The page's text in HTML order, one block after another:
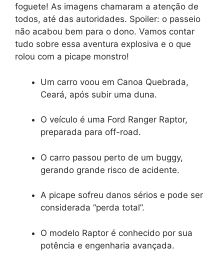
foguete! As imagens chamaram a atenção de
todos, até das autoridades. Spoiler: o passeio
não acabou bem para o dono. Vamos contar
tudo sobre essa aventura explosiva e o que
rolou com a picape monstro!
Um carro voou em Canoa Quebrada,
Ceará, após subir uma duna.
O veículo é uma Ford Ranger Raptor,
preparada para off-road.
O carro passou perto de um buggy,
gerando grande risco de acidente.
A picape sofreu danos sérios e pode ser
considerada “perda total”.
O modelo Raptor é conhecido por sua
potência e engenharia avançada.